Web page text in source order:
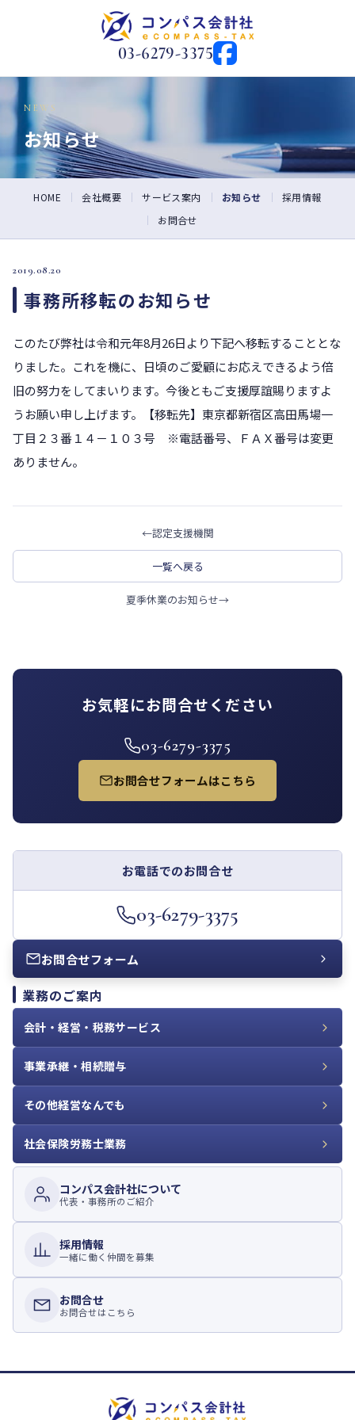
03-6279-3375
NEWS
お知らせ
HOME 会社概要 サービス案内 お知らせ
採用情報
お問合せ
お電話でのお問合せ
03-6279-3375
お問合せフォーム
業務のご案内
会計・経営・税務サービス
事業承継・相続贈与
その他経営なんでも
社会保険労務士業務
コンパス会計社について
代表・事務所のご紹介
採用情報
一緒に働く仲間を募集
お問合せ
お問合せはこちら
2019.08.20
事務所移転のお知らせ
このたび弊社は令和元年8月26日より下記へ移転することとな
りました。これを機に、日頃のご愛顧にお応えできるよう倍
旧の努力をしてまいります。今後ともご支援厚誼賜りますよ
うお願い申し上げます。【移転先】東京都新宿区高田馬場一
丁目２３番１４－１０３号 ※電話番号、ＦＡＸ番号は変更
ありません。
←認定支援機関
一覧へ戻る
夏季休業のお知らせ→
お気軽にお問合せください
03-6279-3375
お問合せフォームはこちら